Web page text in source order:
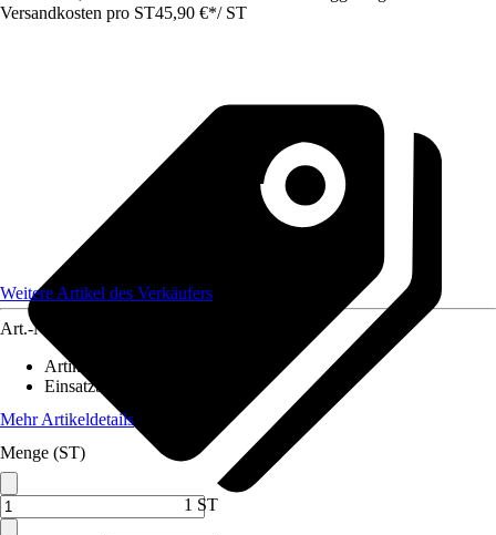
Versandkosten pro ST45,90 €*/ ST
Weitere Artikel des Verkäufers
Art.-Nr.
Artikeltyp
Einsatzbereich
Mehr Artikeldetails
Menge (ST)
1 ST